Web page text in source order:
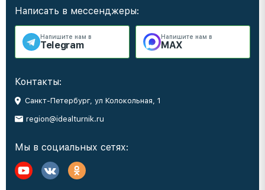
Написать в мессенджеры:
Напишите нам в
Telegram
Напишите нам в
MAX
Контакты:
Санкт-Петербург, ул Колокольная, 1
region@idealturnik.ru
Мы в социальных сетях: